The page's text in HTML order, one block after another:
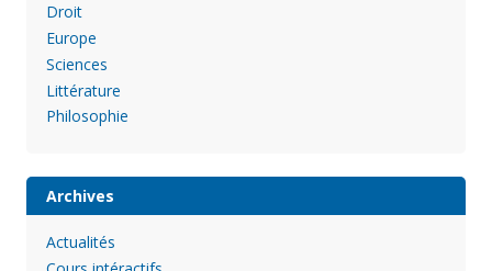
Droit
Europe
Sciences
Littérature
Philosophie
Archives
Actualités